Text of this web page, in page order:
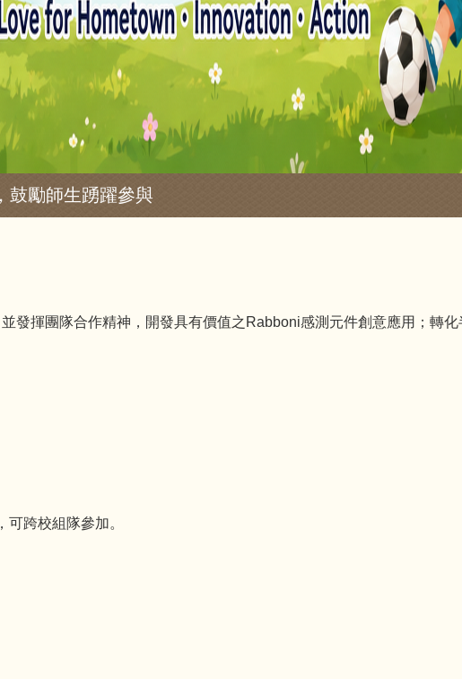
鼓勵師生踴躍參與
發揮團隊合作精神，開發具有價值之Rabboni感測元件創意應用；轉
跨校組隊參加。